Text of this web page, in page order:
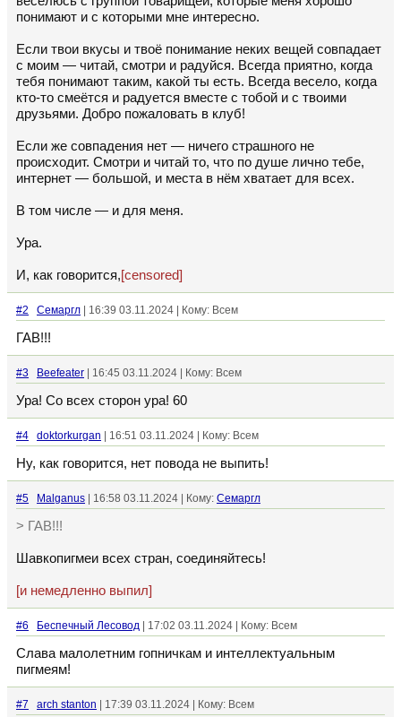
понимают и с которыми мне интересно.
Если твои вкусы и твоё понимание неких вещей совпадает
с моим — читай, смотри и радуйся. Всегда приятно, когда
тебя понимают таким, какой ты есть. Всегда весело, когда
кто-то смеётся и радуется вместе с тобой и с твоими
друзьями. Добро пожаловать в клуб!
Если же совпадения нет — ничего страшного не
происходит. Смотри и читай то, что по душе лично тебе,
интернет — большой, и места в нём хватает для всех.
В том числе — и для меня.
Ура.
И, как говорится,[censored]
#2 Семаргл | 16:39 03.11.2024 | Кому: Всем
ГАВ!!!
#3 Beefeater | 16:45 03.11.2024 | Кому: Всем
Ура! Со всех сторон ура! 60
#4 doktorkurgan | 16:51 03.11.2024 | Кому: Всем
Ну, как говорится, нет повода не выпить!
#5 Malganus | 16:58 03.11.2024 | Кому: Семаргл
> ГАВ!!!
Шавкопигмеи всех стран, соединяйтесь!
[и немедленно выпил]
#6 Беспечный Лесовод | 17:02 03.11.2024 | Кому: Всем
Слава малолетним гопничкам и интеллектуальным
пигмеям!
#7 arch stanton | 17:39 03.11.2024 | Кому: Всем